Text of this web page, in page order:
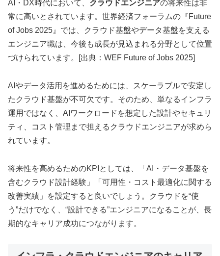
AI・DX時代において、 クラウドエンジニアの将来性は非
常に高いとされています。世界経済フォーラムの『Future
of Jobs 2025』では、クラウド基盤やデータ基盤を支える
エンジニア職は、今後も成長が見込まれる分野として位置
づけられています。[出典：WEF Future of Jobs 2025]
AIやデータ活用を進めるためには、スケーラブルで安定し
たクラウド基盤が不可欠です。そのため、単なるインフラ
運用ではなく、AIワークロードを想定した設計やセキュリ
ティ、コスト管理まで担えるクラウドエンジニアが求めら
れています。
将来性を高めるためのKPIとしては、「AI・データ基盤を
含むクラウド設計経験」「可用性・コスト最適化に関する
改善実績」を設定すると良いでしょう。クラウドを“使
う”だけでなく、“設計できる”エンジニアになることが、長
期的なキャリア成功につながります。